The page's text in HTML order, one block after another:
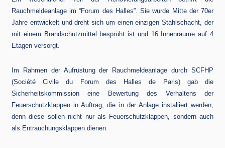
Rauchmeldeanlage im “Forum des Halles”. Sie wurde Mitte der 70er
Jahre entwickelt und dreht sich um einen einzigen Stahlschacht, der
mit einem Brandschutzmittel besprüht ist und 16 Innenräume auf 4
Etagen versorgt.
Im Rahmen der Aufrüstung der Rauchmeldeanlage durch SCFHP
(Société Civile du Forum des Halles de Paris) gab die
Sicherheitskommission eine Bewertung des Verhaltens der
Feuerschutzklappen in Auftrag, die in der Anlage installiert werden;
denn diese sollen nicht nur als Feuerschutzklappen, sondern auch
als Entrauchungsklappen dienen.